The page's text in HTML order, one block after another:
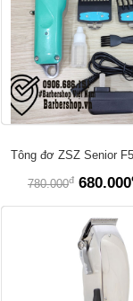
Tông đơ ZSZ Senior
780.000đ 680.000